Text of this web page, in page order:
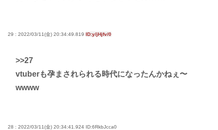
29 : 2022/03/11(金) 20:34:49.819 ID:y/jHjfv/0
>>27
vtuberも孕まされられる時代になったんかねぇ〜
wwww
28 : 2022/03/11(金) 20:34:41.924 ID:6RkbJcca0